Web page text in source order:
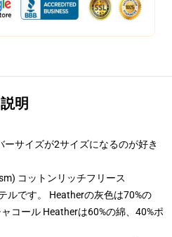
説明
サイズが2サイズになるのが好き
コットンリッチフリース
ルです。 Heatherの灰色は70%の
コール Heatherは60%の綿、40%ポ